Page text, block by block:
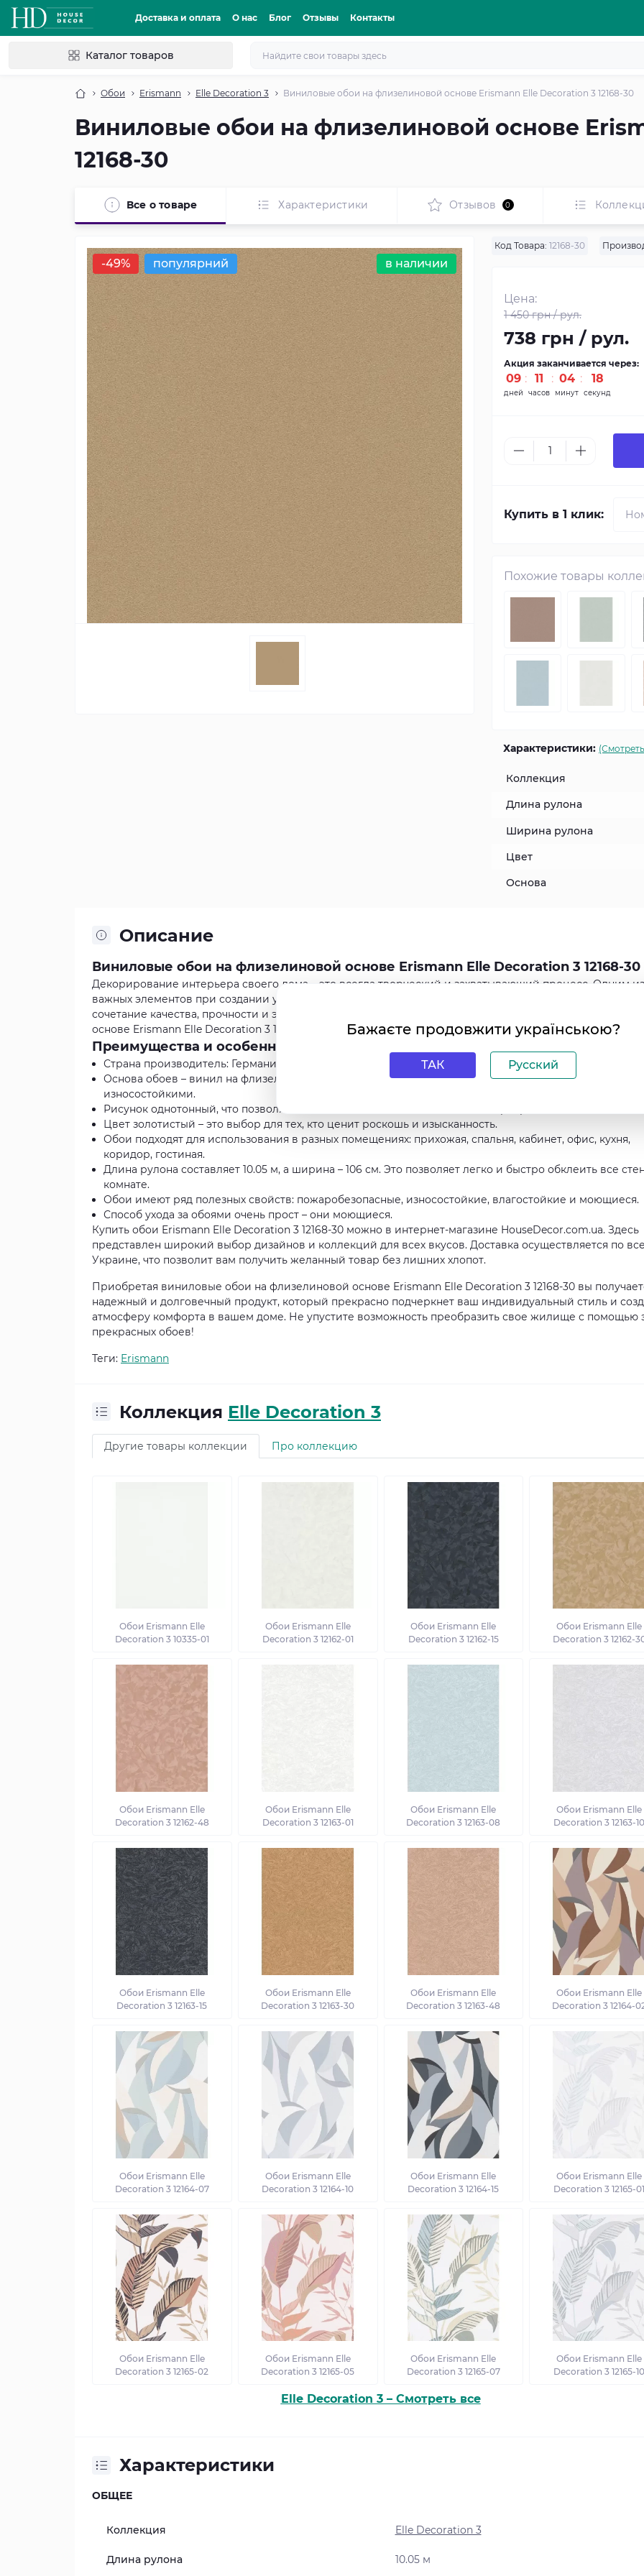
Доставка и оплата О нас Блог Отзывы Контакты
Каталог товаров
Обои Erismann Elle Decoration 3 Виниловые обои на флизелиновой основе Erismann Elle Decoration 3 12168-30
Виниловые обои на флизелиновой основе
12168-30
Все о товаре Характеристики Отзывов 0
-49% популярний в наличии
Код Товара: 12168-30
Цена:
1 450 грн / рул.
738 грн / рул.
Акция заканчивается через:
09
дней
: 11
часов
: 04
минут
: 17
секунд
Купить в 1 клик:
Похожие товары
Характеристики:
Коллекция
Длина рулона
Ширина рулона
Цвет
Основа
Описание
Виниловые обои на флизелиновой основе Erismann Elle Decoration 3 12168-30
Декорирование интерьера своего дома – это всегда творческий и захватывающий процесс. Одним из
важных элементов при создании уютной и стильной обстановки являются обои. Если вы ищете
сочетание качества, прочности и эстетического внешнего вида, то виниловые обои на флизелиновой
основе Erismann Elle Decoration 3 12168-30 – это то, что вам нужно.
Преимущества и особенности
Страна производитель: Германия. Это гарантия высокого качества и надежности.
Основа обоев – винил на флизелине. Такая комбинация материалов делает их особенно прочными
износостойкими.
Рисунок однотонный, что позволяет легко вписать эти обои в любой интерьер.
Цвет золотистый – это выбор для тех, кто ценит роскошь и изысканность.
Обои подходят для использования в разных помещениях: прихожая, спальня, кабинет, офис, кухня,
коридор, гостиная.
Длина рулона составляет 10.05 м, а ширина – 106 см. Это позволяет легко и быстро обклеить все
комнате.
Обои имеют ряд полезных свойств: пожаробезопасные, износостойкие, влагостойкие и моющиеся.
Способ ухода за обоями очень прост – они моющиеся.
Купить обои Erismann Elle Decoration 3 12168-30 можно в интернет-магазине HouseDecor.com.ua. Здесь
представлен широкий выбор дизайнов и коллекций для всех вкусов. Доставка осуществляется по
Украине, что позволит вам получить желанный товар без лишних хлопот.
Приобретая виниловые обои на флизелиновой основе Erismann Elle Decoration 3 12168-30 вы
надежный и долговечный продукт, который прекрасно подчеркнет ваш индивидуальный стиль и
атмосферу комфорта в вашем доме. Не упустите возможность преобразить свое жилище с помощью
прекрасных обоев!
Теги: Erismann
Коллекция Elle Decoration 3
Другие товары коллекции Про коллекцию
Обои Erismann Elle
Decoration 3 10335-01
Обои Erismann Elle
Decoration 3 12162-01
Обои Erismann Elle
Decoration 3 12162-15
Обои Erismann Elle
Decoration 3 12162-
Обои Erismann Elle
Decoration 3 12162-48
Обои Erismann Elle
Decoration 3 12163-01
Обои Erismann Elle
Decoration 3 12163-08
Обои Erismann Elle
Decoration 3 12163-
Обои Erismann Elle
Decoration 3 12163-15
Обои Erismann Elle
Decoration 3 12163-30
Обои Erismann Elle
Decoration 3 12163-48
Обои Erismann Elle
Decoration 3 12164-
Обои Erismann Elle
Decoration 3 12164-07
Обои Erismann Elle
Decoration 3 12164-10
Обои Erismann Elle
Decoration 3 12164-15
Обои Erismann Elle
Decoration 3 12165-
Обои Erismann Elle
Decoration 3 12165-02
Обои Erismann Elle
Decoration 3 12165-05
Обои Erismann Elle
Decoration 3 12165-07
Обои Erismann Elle
Decoration 3 12165-
Elle Decoration 3 – Смотреть все
Характеристики
ОБЩЕЕ
Коллекция Elle Decoration 3
Длина рулона 10.05 м
Бажаєте продовжити українською?
ТАК Русский